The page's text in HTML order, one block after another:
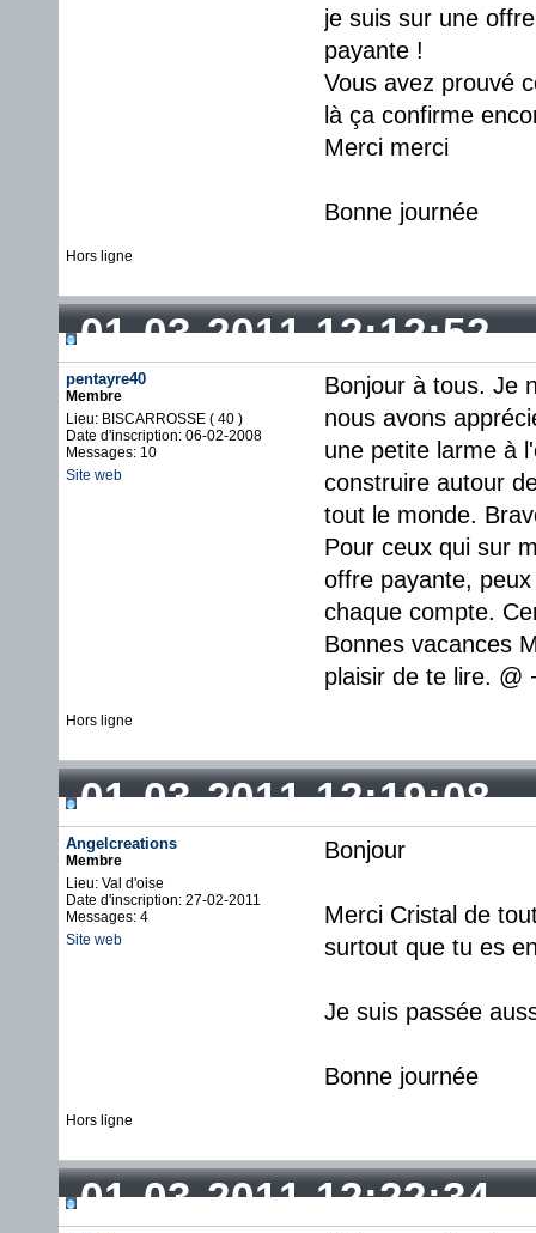
je suis sur une
payante !
Vous avez prouvé
là ça confirme
Merci merci
Bonne journée
Hors ligne
01-03-2011 12:12:52
pentayre40
Membre
Lieu: BISCARROSSE ( 40 )
Date d'inscription: 06-02-2008
Messages: 10
Site web
Bonjour à tous. Je
nous avons
une petite larme à
construire autour
tout le monde.
Pour ceux qui sur
offre payante,
chaque compte.
Bonnes vacances
plaisir de te lire. @
Hors ligne
01-03-2011 12:19:08
Angelcreations
Membre
Lieu: Val d'oise
Date d'inscription: 27-02-2011
Messages: 4
Site web
Bonjour
Merci Cristal de
surtout que tu es
Je suis passée
Bonne journée
Hors ligne
01-03-2011 12:22:34